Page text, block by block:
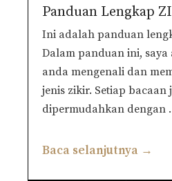
Panduan Lengkap
Ini adalah panduan
Dalam panduan ini,
anda mengenali dan
jenis zikir. Setiap bacaan
dipermudahkan dengan
Baca selanjutnya →